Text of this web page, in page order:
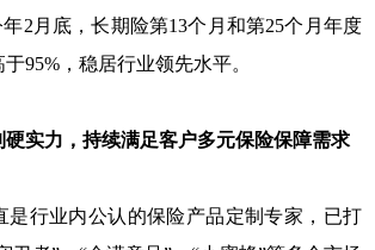
2月底，长期险第13个月和第25个月年度
95%，稳居行业领先水平。
实力，持续满足客户多元保险保障需求
是行业内公认的保险产品定制专家，已打